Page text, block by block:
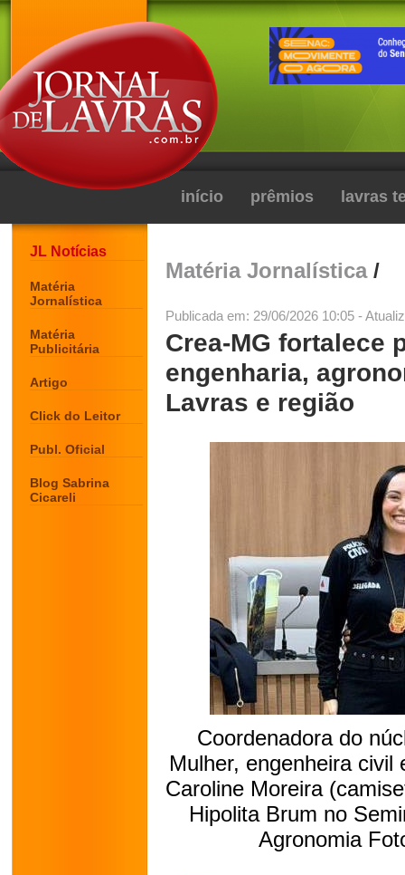
início prêmios lavras
JL Notícias
Matéria
Jornalística
Matéria
Publicitária
Artigo
Click do Leitor
Publ. Oficial
Blog Sabrina
Cicareli
Matéria Jornalística/
Publicada em: 29/06/2026 10:05 -
Crea-MG fortalece
engenharia,
Lavras e região
Coordenadora do
Mulher, engenheira civil
Caroline Moreira
Hipolita Brum no
Agronomia